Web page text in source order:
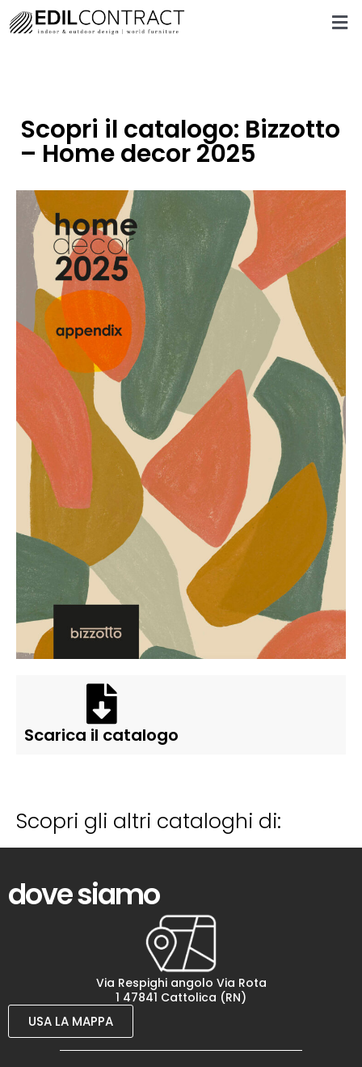
Scopri il catalogo: Bizzotto
– Home decor 2025
Scarica il catalogo
Scopri gli altri cataloghi di:
dove siamo
Via Respighi angolo Via Rota
1 47841 Cattolica (RN)
USA LA MAPPA